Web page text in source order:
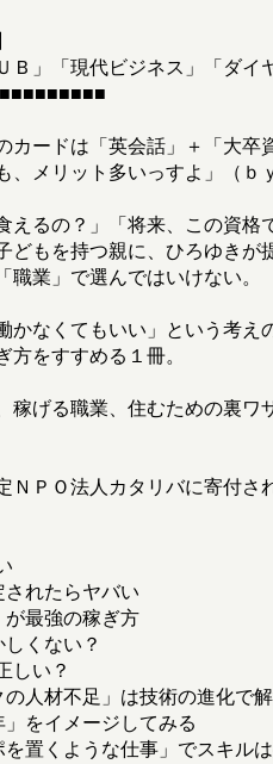
Ｂ」「現代ビジネス」「ダ
カードは「英会話」＋「大卒
、メリット多いっすよ」（ｂ
えるの？」「将来、この資格
どもを持つ親に、ひろゆきが
業」で選んではいけない。
かなくてもいい」という考
方をすすめる１冊。
稼げる職業、住むための裏
ＮＰＯ法人カタリバに寄付
れたらヤバい
最強の稼ぎ方
くない？
しい？
人材不足」は技術の進化で
をイメージしてみる
置くような仕事」でスキル